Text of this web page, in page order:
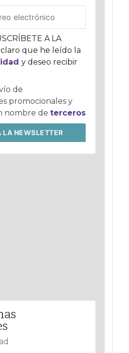
A LA
que he leído la
y deseo recibir
de
promocionales y
nombre de terceros
LA NEWSLETTER